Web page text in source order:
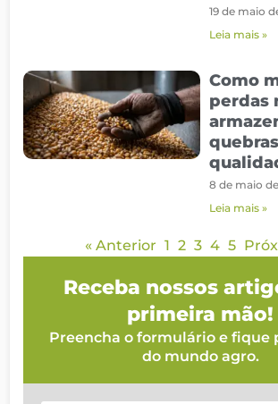
19 de maio
Leia mais »
Como
perdas
8 de maio
Leia mais »
« Anterior 1 2 3 4 5
Receba nossos
primeira mão!
Preencha o formulário e fique
do mundo agro.